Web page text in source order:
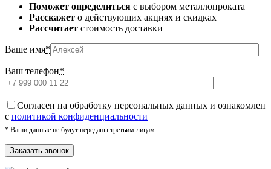
Поможет определиться с выбором металлопроката
Расскажет о действующих акциях и скидках
Рассчитает стоимость доставки
Ваше имя*
Ваш телефон*
Cогласен на обработку персональных данных и ознакомлен
с политикой конфиденциальности
* Ваши данные не будут переданы третьим лицам.